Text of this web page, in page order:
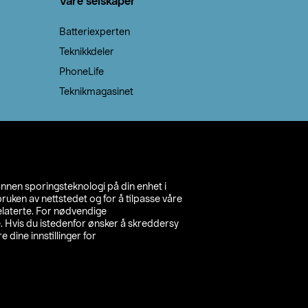
sporingsteknologi på din enhet i
av nettstedet og for å tilpasse våre
For nødvendige
Hvis du istedenfor ønsker å skreddersy
dine innstillinger for
Batteriexperten
Teknikkdeler
PhoneLife
Teknikmagasinet